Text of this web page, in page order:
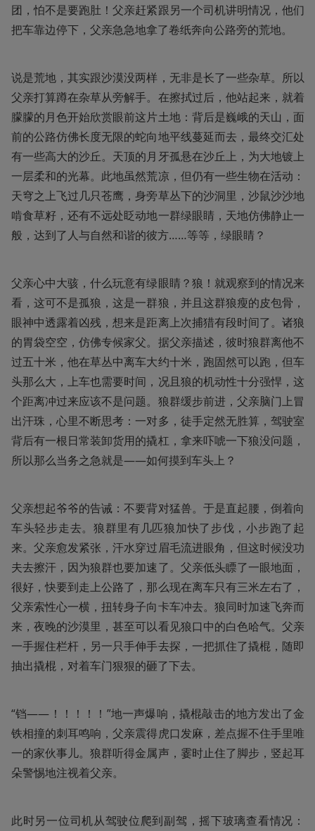
团，怕不是要跑肚！父亲赶紧跟另一个司机讲明情况，他们
把车靠边停下，父亲急急地拿了卷纸奔向公路旁的荒地。
说是荒地，其实跟沙漠没两样，无非是长了一些杂草。所以
父亲打算蹲在杂草从旁解手。在擦拭过后，他站起来，就着
朦朦的月色开始欣赏眼前这片土地：背后是巍峨的天山，面
前的公路仿佛长度无限的蛇向地平线蔓延而去，最终交汇处
有一些高大的沙丘。天顶的月牙孤悬在沙丘上，为大地镀上
一层柔和的光幕。此地虽然荒凉，但仍有一些生物在活动：
天穹之上飞过几只苍鹰，身旁草丛下的沙洞里，沙鼠沙沙地
啃食草籽，还有不远处眨动地一群绿眼睛，天地仿佛静止一
般，达到了人与自然和谐的彼方……等等，绿眼睛？
父亲心中大骇，什么玩意有绿眼睛？狼！就观察到的情况来
看，这可不是孤狼，这是一群狼，并且这群狼瘦的皮包骨，
眼神中透露着凶残，想来是距离上次捕猎有段时间了。诸狼
的胃袋空空，仿佛专候家父。据父亲描述，彼时狼群离他不
过五十米，他在草丛中离车大约十米，跑固然可以跑，但车
头那么大，上车也需要时间，况且狼的机动性十分强悍，这
个距离冲过来应该不是问题。狼群缓步前进，父亲脑门上冒
出汗珠，心里不断思考：一对多，徒手定然无胜算，驾驶室
背后有一根日常装卸货用的撬杠，拿来吓唬一下狼没问题，
所以那么当务之急就是——如何摸到车头上？
父亲想起爷爷的告诫：不要背对猛兽。于是直起腰，倒着向
车头轻步走去。狼群里有几匹狼加快了步伐，小步跑了起
来。父亲愈发紧张，汗水穿过眉毛流进眼角，但这时候没功
夫去擦汗，因为狼群也要加速了。父亲低头瞟了一眼地面，
很好，快要到走上公路了，那么现在离车只有三米左右了，
父亲索性心一横，扭转身子向卡车冲去。狼同时加速飞奔而
来，夜晚的沙漠里，甚至可以看见狼口中的白色哈气。父亲
一手握住栏杆，另一只手伸手去探，一把抓住了撬棍，随即
抽出撬棍，对着车门狠狠的砸了下去。
“铛——！！！！！”地一声爆响，撬棍敲击的地方发出了金
铁相撞的刺耳鸣响，父亲震得虎口发麻，差点握不住手里唯
一的家伙事儿。狼群听得金属声，霎时止住了脚步，竖起耳
朵警惕地注视着父亲。
此时另一位司机从驾驶位爬到副驾，摇下玻璃查看情况：